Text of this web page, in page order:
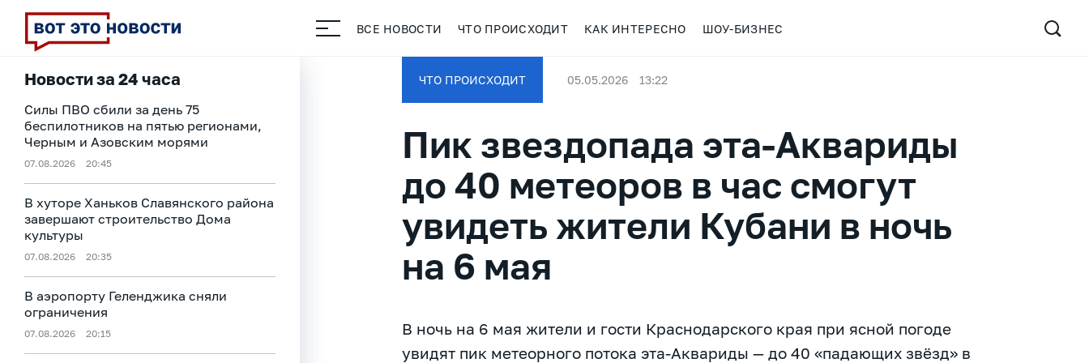
ВСЕ НОВОСТИ ЧТО ПРОИСХОДИТ КАК ИНТЕРЕСНО ШОУ-БИЗНЕС
Новости за 24 часа
Силы ПВО сбили за день 75
беспилотников на пятью регионами,
Черным и Азовским морями
07.08.2026 20:45
В хуторе Ханьков Славянского района
завершают строительство Дома
культуры
07.08.2026 20:35
В аэропорту Геленджика сняли
ограничения
07.08.2026 20:15
ЧТО ПРОИСХОДИТ 05.05.2026 13:22
Пик звездопада эта-Аквариды
до 40 метеоров в час смогут
увидеть жители Кубани в ночь
на 6 мая
В ночь на 6 мая жители и гости Краснодарского края при ясной погоде
увидят пик метеорного потока эта-Аквариды — до 40 «падающих звёзд» в